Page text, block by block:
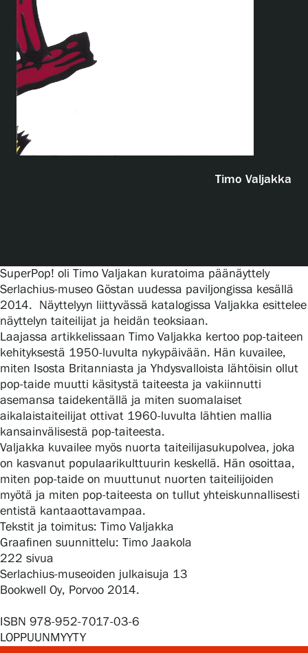
Näyttelyt
Tapahtumat
Palvelumme
SERLACHIUS+
Gösta Serlachiuksen taidesäätiö
Yhteystiedot
Ravintola Gösta
Serlachius Taidesauna
Serlachius Art & Sauna Express
Medialle
Vastuullisuus
Esteettömyys
Tietosuoja ja evästeet
Timo Valjakka
SuperPop! oli Timo Valjakan kuratoima päänäyttely
Serlachius-museo Göstan uudessa paviljongissa kesällä
2014. Näyttelyyn liittyvässä katalogissa Valjakka esittelee
näyttelyn taiteilijat ja heidän teoksiaan.
Laajassa artikkelissaan Timo Valjakka kertoo pop-taiteen
kehityksestä 1950-luvulta nykypäivään. Hän kuvailee,
miten Isosta Britanniasta ja Yhdysvalloista lähtöisin ollut
pop-taide muutti käsitystä taiteesta ja vakiinnutti
asemansa taidekentällä ja miten suomalaiset
aikalaistaiteilijat ottivat 1960-luvulta lähtien mallia
kansainvälisestä pop-taiteesta.
Valjakka kuvailee myös nuorta taiteilijasukupolvea, joka
on kasvanut populaarikulttuurin keskellä. Hän osoittaa,
miten pop-taide on muuttunut nuorten taiteilijoiden
myötä ja miten pop-taiteesta on tullut yhteiskunnallisesti
entistä kantaaottavampaa.
Tekstit ja toimitus: Timo Valjakka
Graafinen suunnittelu: Timo Jaakola
222 sivua
Serlachius-museoiden julkaisuja 13
Bookwell Oy, Porvoo 2014.
ISBN 978-952-7017-03-6
LOPPUUNMYYTY